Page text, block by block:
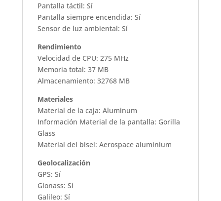
Pantalla táctil: Sí
Pantalla siempre encendida: Sí
Sensor de luz ambiental: Sí
Rendimiento
Velocidad de CPU: 275 MHz
Memoria total: 37 MB
Almacenamiento: 32768 MB
Materiales
Material de la caja: Aluminum
Información Material de la pantalla: Gorilla
Glass
Material del bisel: Aerospace aluminium
Geolocalización
GPS: Sí
Glonass: Sí
Galileo: Sí